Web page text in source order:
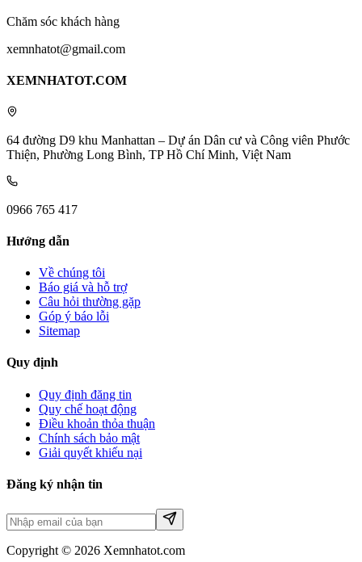
Chăm sóc khách hàng
xemnhatot@gmail.com
XEMNHATOT.COM
64 đường D9 khu Manhattan – Dự án Dân cư và Công viên Phước
Thiện, Phường Long Bình, TP Hồ Chí Minh, Việt Nam
0966 765 417
Hướng dẫn
Về chúng tôi
Báo giá và hỗ trợ
Câu hỏi thường gặp
Góp ý báo lỗi
Sitemap
Quy định
Quy định đăng tin
Quy chế hoạt động
Điều khoản thỏa thuận
Chính sách bảo mật
Giải quyết khiếu nại
Đăng ký nhận tin
Copyright © 2026 Xemnhatot.com